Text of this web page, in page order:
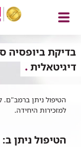
בדיקת ביופסיה
דיגיטאלית
הטיפול ניתן ברמב"ם.
למזכירות היחידה.
הטיפול ניתן ב: